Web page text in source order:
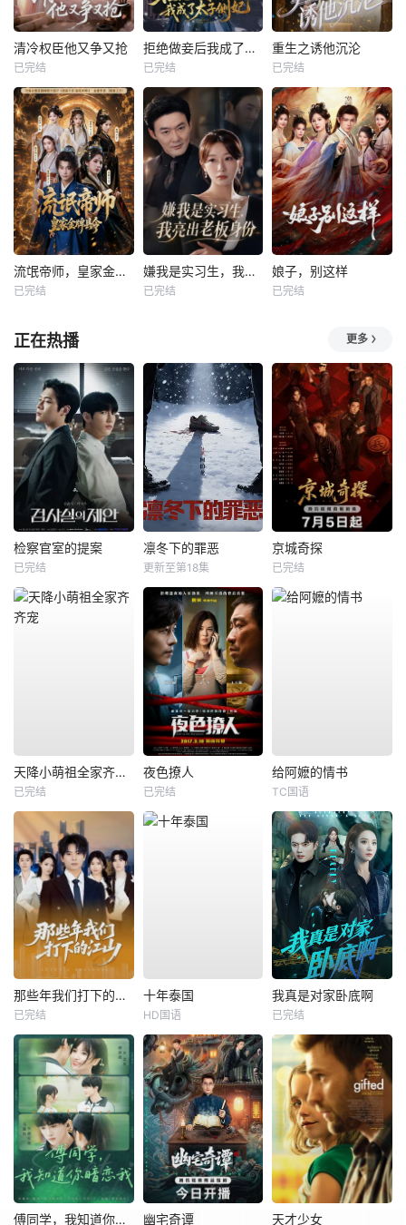
清冷权臣他又争又抢
已完结
拒绝做妾后我成了太子侧妃
已完结
重生之诱他沉沦
已完结
流氓帝师，皇家金牌县令
已完结
嫌我是实习生，我亮出老板身份
已完结
娘子，别这样
已完结
正在热播 更多
检察官室的提案
已完结
凛冬下的罪恶
更新至第18集
京城奇探
已完结
天降小萌祖全家齐齐宠
已完结
夜色撩人
已完结
给阿嬷的情书
TC国语
那些年我们打下的江山
已完结
十年泰国
HD国语
我真是对家卧底啊
已完结
傅同学，我知道你暗恋我 幽宅奇谭 天才少女